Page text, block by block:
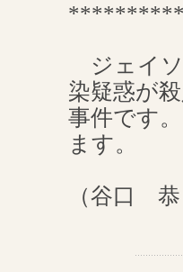
ジェイソ
染疑惑が
事件です
ます。
（谷口